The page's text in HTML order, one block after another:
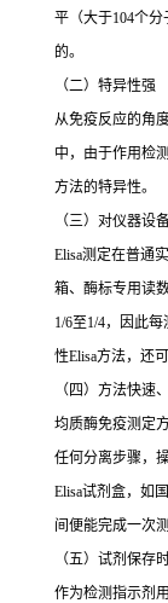
平（大于104个分
的。
（二）特异性强
从免疫反应的角度
中，由于作用检
方法的特异性。
（三）对仪器设
Elisa测定在普通
箱、酶标专用读
1/6至1/4，因此
性Elisa方法，还
（四）方法快速
均质酶免疫测定
任何分离步骤，
Elisa试剂盒，如
间便能完成一次测
（五）试剂保存
作为检测指示剂